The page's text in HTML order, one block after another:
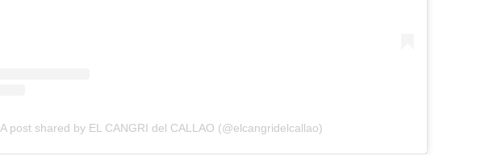
A post shared by EL CANGRI del CALLAO (@elcangridelcallao)